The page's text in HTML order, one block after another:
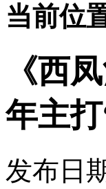
当前位
《西
年主
发布日